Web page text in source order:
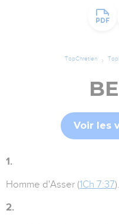
TopChrétien
Voir les
1.
Homme d'Asser (1Ch 7:37).
2.